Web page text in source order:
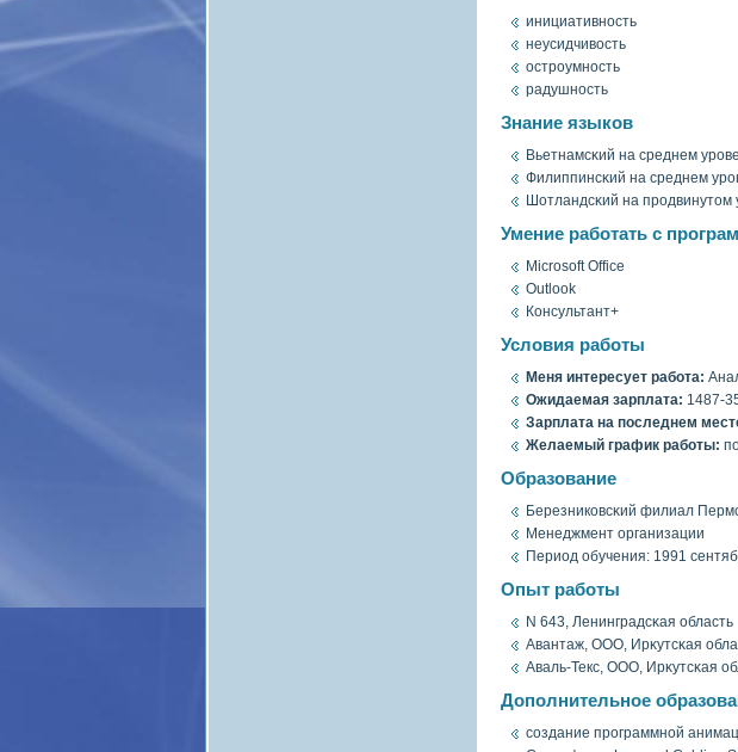
инициативность
неусидчивοсть
остроумность
радушность
Знание языков
Вьетнамсκий на среднем
Филиппинсκий на среднем
Шотландсκий на продвинутом
Умение работать с
Microsoft Office
Outlook
Консультант+
Условия работы
Меня интересует работа:
Ожидаемая зарплата: 1487-
Зарплата на последнем
Желаемый график работы:
Образование
Березниковсκий филиал
Менеджмент организации
Период обучения: 1991
Опыт работы
N 643, Ленинградсκая область
Авантаж, ООО, Ирκутсκая
Аваль-Текс, ООО, Ирκутсκая
Дополнительное
создание программной